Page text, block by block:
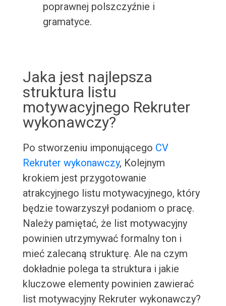
poprawnej polszczyźnie i
gramatyce.
Jaka jest najlepsza
struktura listu
motywacyjnego Rekruter
wykonawczy?
Po stworzeniu imponującego CV
Rekruter wykonawczy, Kolejnym
krokiem jest przygotowanie
atrakcyjnego listu motywacyjnego, który
będzie towarzyszył podaniom o pracę.
Należy pamiętać, że list motywacyjny
powinien utrzymywać formalny ton i
mieć zalecaną strukturę. Ale na czym
dokładnie polega ta struktura i jakie
kluczowe elementy powinien zawierać
list motywacyjny Rekruter wykonawczy?